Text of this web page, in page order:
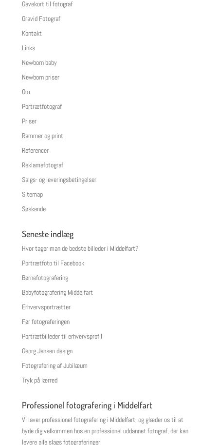
Gavekort til fotograf
Gravid Fotograf
Kontakt
Links
Newborn baby
Newborn priser
Om
Portrætfotograf
Priser
Rammer og print
Referencer
Reklamefotograf
Salgs- og leveringsbetingelser
Sitemap
Søskende
Seneste indlæg
Hvor tager man de bedste billeder i Middelfart?
Portrætfoto til Facebook
Børnefotografering
Babyfotografering Middelfart
Erhvervsportrætter
Før fotograferingen
Portrætbilleder til erhvervsprofil
Georg Jensen design
Fotografering af Jubilæum
Tryk på lærred
Professionel fotografering i Middelfart
Vi laver professionel fotografering i Middelfart, og glæder os til at
byde dig velkommen hos en professionel uddannet fotograf, der kan
levere alle slags fotograferinger.